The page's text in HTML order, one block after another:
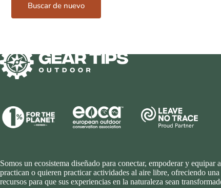
Buscar de nuevo
Somos un ecosistema diseñado para conectar, empoderar y equipar
practican o quieren practicar actividades al aire libre, ofreciendo
recursos para que sus experiencias en la naturaleza sean